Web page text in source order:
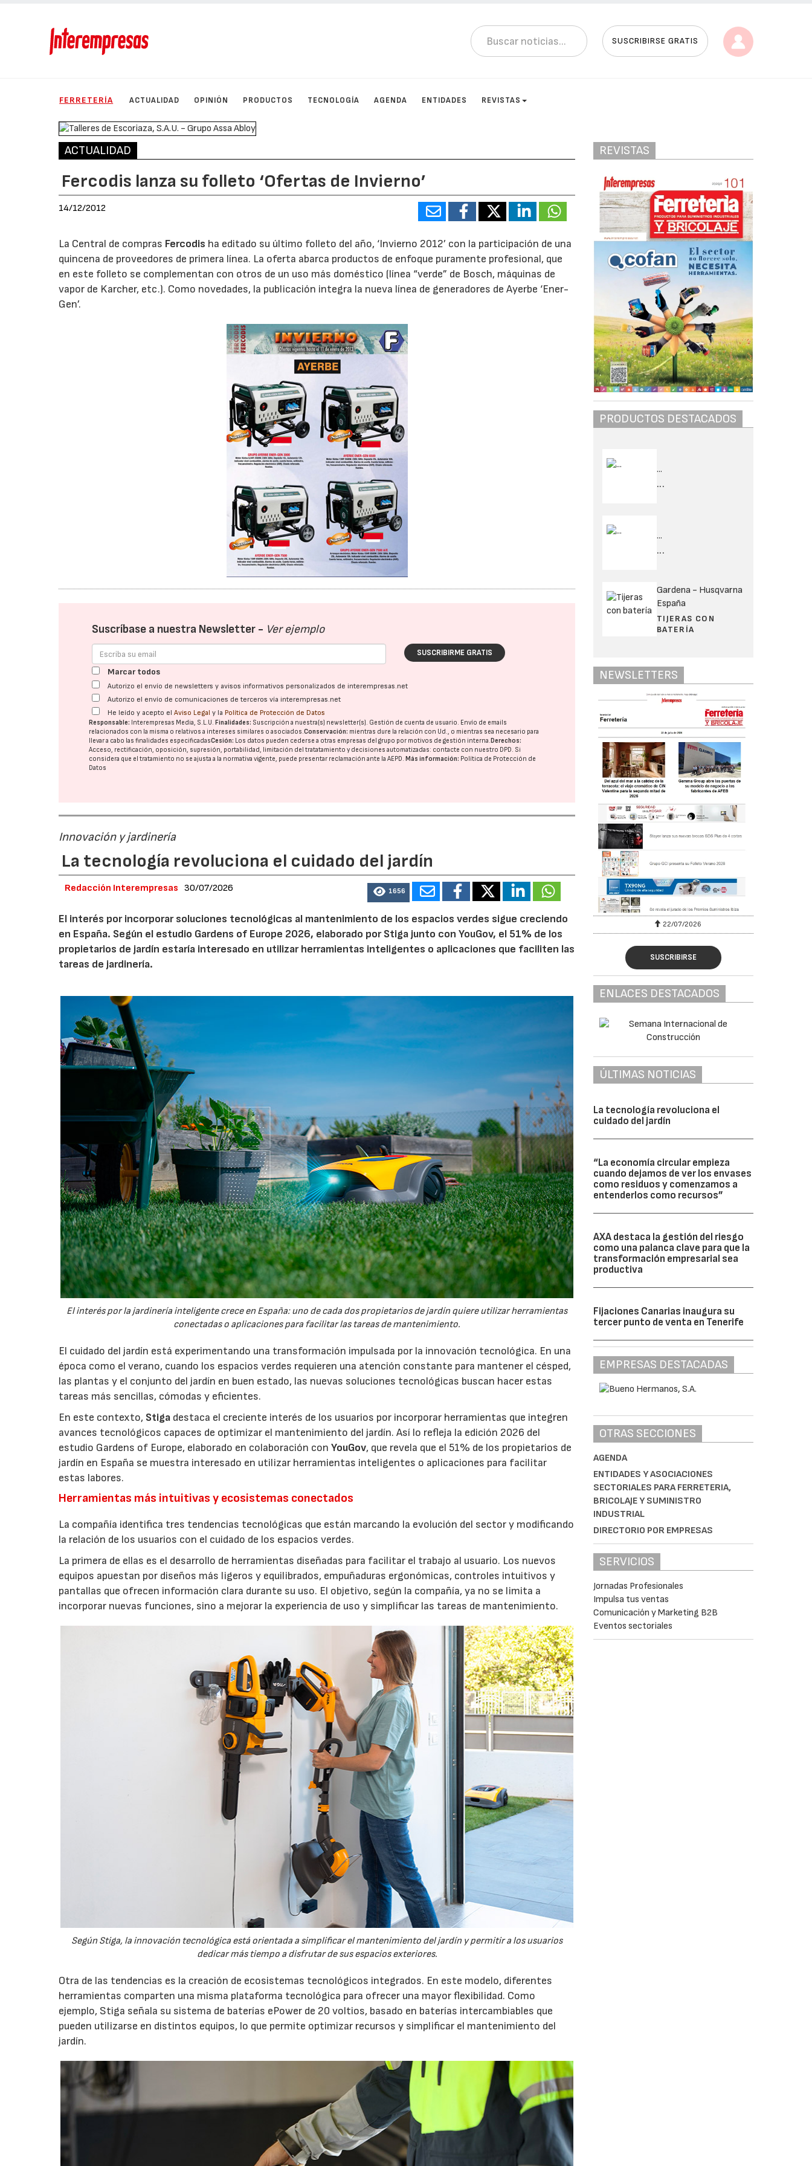
SUSCRIBIRSE GRATIS
FERRETERÍA ACTUALIDAD OPINIÓN PRODUCTOS TECNOLOGÍA AGENDA ENTIDADES REVISTAS
ACTUALIDAD
Fercodis lanza su folleto ‘Ofertas de Invierno’
14/12/2012
La Central de compras Fercodis ha editado su último folleto del año, ‘Invierno 2012’ con la participación de una
quincena de proveedores de primera línea. La oferta abarca productos de enfoque puramente profesional, que
en este folleto se complementan con otros de un uso más doméstico (línea “verde” de Bosch, máquinas de
vapor de Karcher, etc.). Como novedades, la publicación integra la nueva línea de generadores de Ayerbe ‘Ener-
Gen’.
Suscríbase a nuestra Newsletter - Ver ejemplo
SUSCRIBIRME GRATIS
Marcar todos
Autorizo el envío de newsletters y avisos informativos personalizados de interempresas.net
Autorizo el envío de comunicaciones de terceros vía interempresas.net
He leído y acepto elAviso Legal y la Política de Protección de Datos
Responsable: Interempresas Media, S.L.U. Finalidades: Suscripción a nuestra(s) newsletter(s). Gestión de cuenta de usuario. Envío de emails
relacionados con la misma o relativos a intereses similares o asociados.Conservación: mientras dure la relación con Ud., o mientras sea necesario para
llevar a cabo las finalidades especificadasCesión: Los datos pueden cederse a otras empresas del grupo por motivos de gestión interna. Derechos:
Acceso, rectificación, oposición, supresión, portabilidad, limitación del tratatamiento y decisiones automatizadas: contacte con nuestro DPD. Si
considera que el tratamiento no se ajusta a la normativa vigente, puede presentar reclamación ante laAEPD. Más información: Política de Protección de
Datos
Innovación y jardinería
La tecnología revoluciona el cuidado del jardín
Redacción Interempresas 30/07/2026 1656
El interés por incorporar soluciones tecnológicas al mantenimiento de los espacios verdes sigue creciendo
en España. Según el estudio Gardens of Europe 2026, elaborado por Stiga junto con YouGov, el 51% de los
propietarios de jardín estaría interesado en utilizar herramientas inteligentes o aplicaciones que faciliten las
tareas de jardinería.
El interés por la jardinería inteligente crece en España: uno de cada dos propietarios de jardín quiere utilizar herramientas
conectadas o aplicaciones para facilitar las tareas de mantenimiento.
El cuidado del jardín está experimentando una transformación impulsada por la innovación tecnológica. En una
época como el verano, cuando los espacios verdes requieren una atención constante para mantener el césped,
las plantas y el conjunto del jardín en buen estado, las nuevas soluciones tecnológicas buscan hacer estas
tareas más sencillas, cómodas y eficientes.
En este contexto, Stiga destaca el creciente interés de los usuarios por incorporar herramientas que integren
avances tecnológicos capaces de optimizar el mantenimiento del jardín. Así lo refleja la edición 2026 del
estudio Gardens of Europe, elaborado en colaboración conYouGov, que revela que el 51% de los propietarios de
jardín en España se muestra interesado en utilizar herramientas inteligentes o aplicaciones para facilitar
estas labores.
Herramientas más intuitivas y ecosistemas conectados
La compañía identifica tres tendencias tecnológicas que están marcando la evolución del sector y modificando
la relación de los usuarios con el cuidado de los espacios verdes.
La primera de ellas es el desarrollo de herramientas diseñadas para facilitar el trabajo al usuario. Los nuevos
equipos apuestan por diseños más ligeros y equilibrados, empuñaduras ergonómicas, controles intuitivos y
pantallas que ofrecen información clara durante su uso. El objetivo, según la compañía, ya no se limita a
incorporar nuevas funciones, sino a mejorar la experiencia de uso y simplificar las tareas de mantenimiento.
Según Stiga, la innovación tecnológica está orientada a simplificar el mantenimiento del jardín y permitir a los usuarios
dedicar más tiempo a disfrutar de sus espacios exteriores.
Otra de las tendencias es la creación de ecosistemas tecnológicos integrados. En este modelo, diferentes
herramientas comparten una misma plataforma tecnológica para ofrecer una mayor flexibilidad. Como
ejemplo, Stiga señala su sistema de baterías ePower de 20 voltios, basado en baterías intercambiables que
pueden utilizarse en distintos equipos, lo que permite optimizar recursos y simplificar el mantenimiento del
jardín.
REVISTAS
PRODUCTOS DESTACADOS
...
...
...
...
Gardena - Husqvarna
España
TIJERAS CON
BATERÍA
NEWSLETTERS
22/07/2026 29/07/2026 22/07/2026
SUSCRIBIRSE
ENLACES DESTACADOS
ÚLTIMAS NOTICIAS
La tecnología revoluciona el
cuidado del jardín
“La economía circular empieza
cuando dejamos de ver los envases
como residuos y comenzamos a
entenderlos como recursos”
AXA destaca la gestión del riesgo
como una palanca clave para que la
transformación empresarial sea
productiva
Fijaciones Canarias inaugura su
tercer punto de venta en Tenerife
EMPRESAS DESTACADAS
OTRAS SECCIONES
AGENDA
ENTIDADES Y ASOCIACIONES
SECTORIALES PARA FERRETERIA,
BRICOLAJE Y SUMINISTRO
INDUSTRIAL
DIRECTORIO POR EMPRESAS
SERVICIOS
Jornadas Profesionales
Impulsa tus ventas
Comunicación y Marketing B2B
Eventos sectoriales